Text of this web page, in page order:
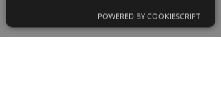
POWERED BY COOKIESCRIPT